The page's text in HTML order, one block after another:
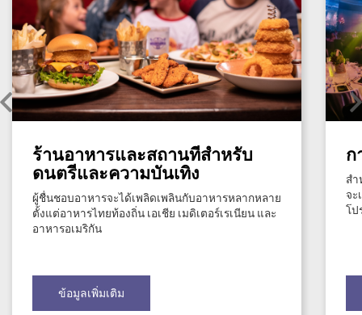
ร้านอาหารและสถานที่สำหรับ
ดนตรีและความบันเทิง
ผู้ชื่นชอบอาหารจะได้เพลิดเพลินกับอาหารหลากหลาย
ตั้งแต่อาหารไทยท้องถิ่น เอเชีย เมดิเตอร์เรเนียน และ
อาหารอเมริกัน
ข้อมูลเพิ่มเติม
ก
สำ
จะ
โป